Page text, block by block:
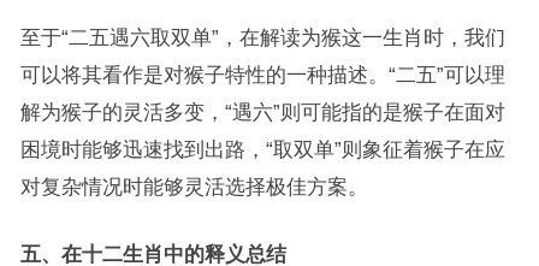
至于“二五遇六取双单”，在解读为猴这一生肖时，我们
可以将其看作是对猴子特性的一种描述。“二五”可以理
解为猴子的灵活多变，“遇六”则可能指的是猴子在面对
困境时能够迅速找到出路，“取双单”则象征着猴子在应
对复杂情况时能够灵活选择极佳方案。
五、在十二生肖中的释义总结